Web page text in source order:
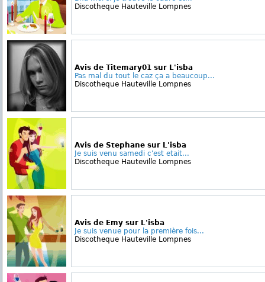
Discotheque Hauteville Lompnes
Avis de Titemary01 sur L'isba
Pas mal du tout le caz ça a beaucoup...
Discotheque Hauteville Lompnes
Avis de Stephane sur L'isba
Je suis venu samedi c'est etait...
Discotheque Hauteville Lompnes
Avis de Emy sur L'isba
Je suis venue pour la première fois...
Discotheque Hauteville Lompnes